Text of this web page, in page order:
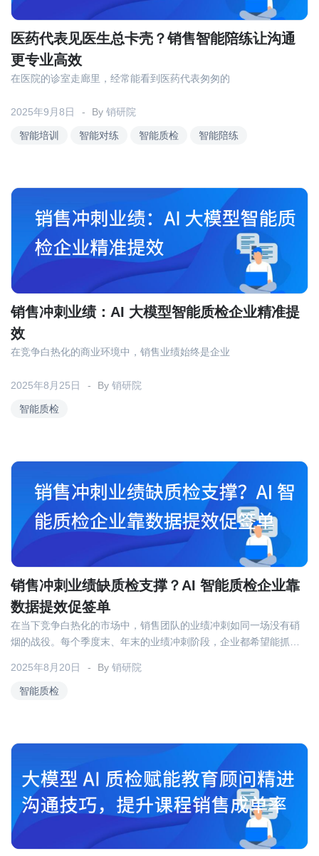
培训辅导
智能培训 智能对练 智能质检 智能陪练
医药代表见医生总卡壳？销售智能陪练让沟通
更专业高效
2025年9月8日 By 销研院
在医院的诊室走廊里，经常能看到医药代表匆匆的
智能质检
销售冲刺业绩：AI 大模型智能质检企业精准提
效
2025年8月25日 By 销研院
在竞争白热化的商业环境中，销售业绩始终是企业
智能质检
销售冲刺业绩缺质检支撑？AI 智能质检企业靠
数据提效促签单
2025年8月20日 By 销研院
在当下竞争白热化的市场中，销售团队的业绩冲刺如同一场没有硝
烟的战役。每个季度末、年末的业绩冲刺阶段，企业都希望能抓住
传统质检方式的低效与局限，让很多企业在冲刺关键期难以精准把
控销售质量。